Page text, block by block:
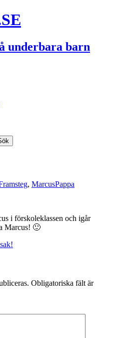
underbara barn
, MarcusPappa
i förskoleklassen och igår
Marcus! 🙂
Obligatoriska fält är